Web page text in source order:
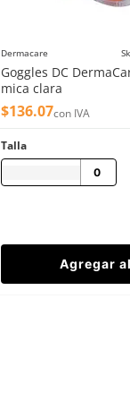
Dermacare
Goggles DC
mica clara
$136.07con IVA
Talla
Agregar